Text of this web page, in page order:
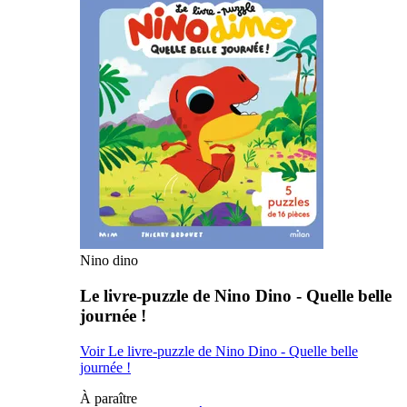
Nino dino
Le livre-puzzle de Nino Dino - Quelle belle
journée !
Voir Le livre-puzzle de Nino Dino - Quelle belle
journée !
À paraître